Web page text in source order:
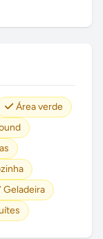
Área verde
Geladeira